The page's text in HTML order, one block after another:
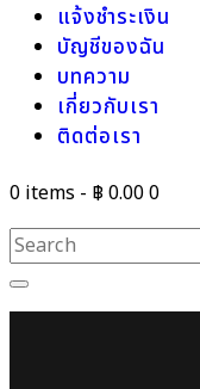
แจ้งชำระเงิน
บัญชีของฉัน
บทความ
เกี่ยวกับเรา
ติดต่อเรา
0 items - ฿ 0.000